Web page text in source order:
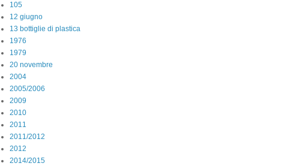
105
12 giugno
13 bottiglie di plastica
1976
1979
20 novembre
2004
2005/2006
2009
2010
2011
2011/2012
2012
2014/2015